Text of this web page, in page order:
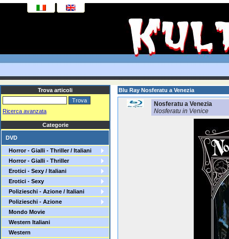
Trova articoli
Ricerca avanzata
Categorie
DVD
Horror - Gialli - Thriller / Italiani
Horror - Gialli - Thriller
Erotici - Sexy / Italiani
Erotici - Sexy
Polizieschi - Azione / Italiani
Polizieschi - Azione
Mondo Movie
Western Italiani
Western
Blu Ray Nosferatu a Venezia
Nosferatu a Venezia
Nosferatu in Venice